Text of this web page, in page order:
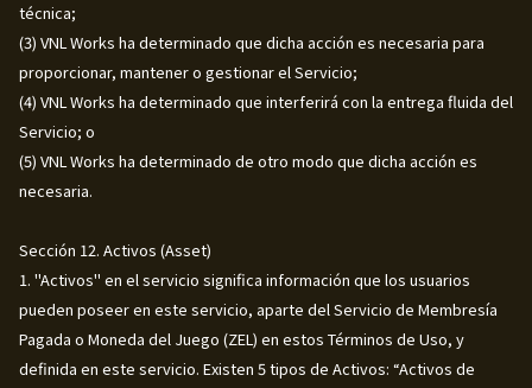
técnica;
(3) VNL Works ha determinado que dicha acción es necesaria para
proporcionar, mantener o gestionar el Servicio;
(4) VNL Works ha determinado que interferirá con la entrega fluida del
Servicio; o
(5) VNL Works ha determinado de otro modo que dicha acción es
necesaria.
Sección 12. Activos (Asset)
1. "Activos" en el servicio significa información que los usuarios
pueden poseer en este servicio, aparte del Servicio de Membresía
Pagada o Moneda del Juego (ZEL) en estos Términos de Uso, y
definida en este servicio. Existen 5 tipos de Activos: “Activos de